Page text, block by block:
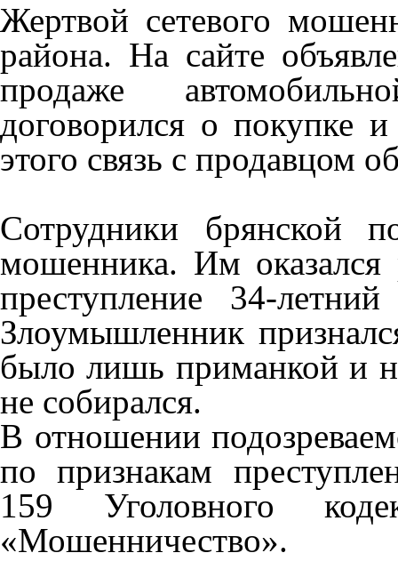
Жертвой сетевого
района. На сайте
продаже
договорился о покупке
этого связь с продавцом
Сотрудники брянской
мошенника. Им оказался
преступление 34-
Злоумышленник
было лишь приманкой и
не собирался.
В отношении
по признакам
159 Уголовного
«Мошенничество».